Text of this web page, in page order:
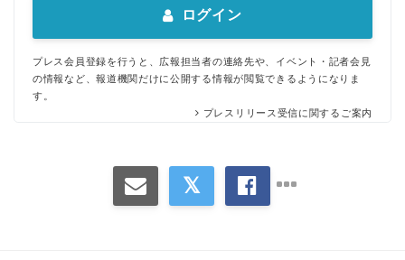
ログイン
プレス会員登録を行うと、広報担当者の連絡先や、イベント・記者会見
の情報など、報道機関だけに公開する情報が閲覧できるようになりま
す。
プレスリリース受信に関するご案内